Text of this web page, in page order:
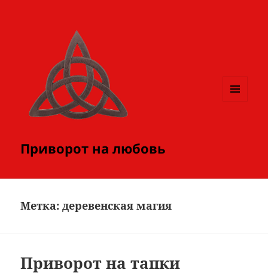
Приворот на любовь
Метка:деревенская магия
Приворот на тапки